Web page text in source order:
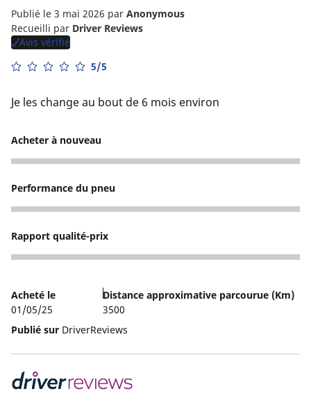
Publié le 3 mai 2026 par Anonymous
Recueilli par Driver Reviews
Avis vérifié
5/5
Je les change au bout de 6 mois environ
Acheter à nouveau
5
Performance du pneu
4
Rapport qualité-prix
5
Acheté le
01/05/25
Distance approximative parcourue (Km)
3500
Publié sur DriverReviews